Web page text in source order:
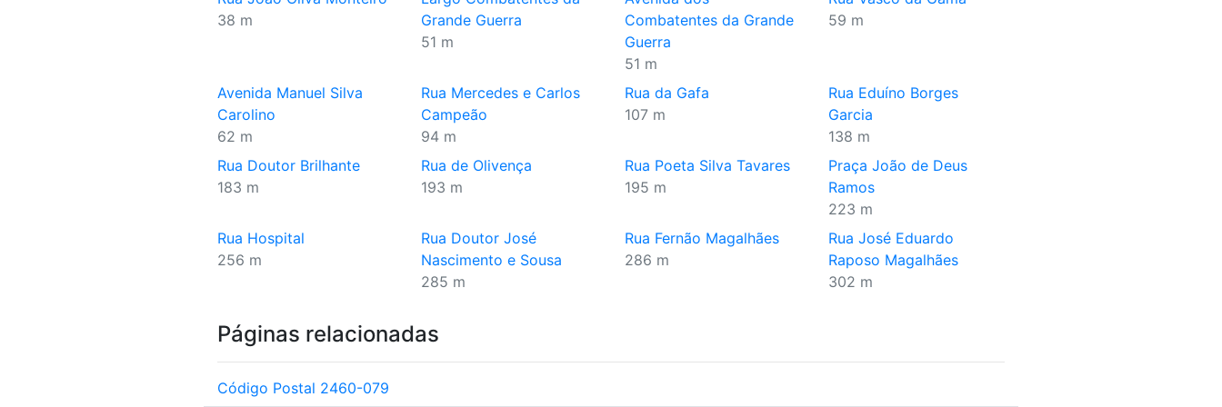
38 m
Grande Guerra
51 m
Combatentes da Grande
Guerra
51 m
59 m
Avenida Manuel Silva
Carolino
62 m
Rua Mercedes e Carlos
Campeão
94 m
Rua da Gafa
107 m
Rua Eduíno Borges
Garcia
138 m
Rua Doutor Brilhante
183 m
Rua de Olivença
193 m
Rua Poeta Silva Tavares
195 m
Praça João de Deus
Ramos
223 m
Rua Hospital
256 m
Rua Doutor José
Nascimento e Sousa
285 m
Rua Fernão Magalhães
286 m
Rua José Eduardo
Raposo Magalhães
302 m
Páginas relacionadas
Código Postal 2460-079